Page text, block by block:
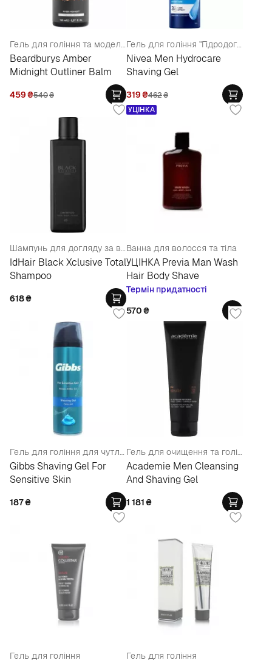
Гель для гоління та моделювання
Beardburys Amber
Midnight Outliner Balm
459₴540₴
Гель для гоління "Гідродогляд"
Nivea Men Hydrocare
Shaving Gel
319₴462₴
Шампунь для догляду за волоссям, тілом і для гоління
IdHair Black Xclusive Total
Shampoo
618₴
Ванна для волосся та тіла
УЦІНКА Previa Man Wash
Hair Body Shave
Термін придатності
570₴
УЦІНКА
Гель для гоління для чутливої шкіри
Gibbs Shaving Gel For
Sensitive Skin
187₴
Гель для очищення та гоління
Academie Men Cleansing
And Shaving Gel
1 181₴
Гель для гоління Гель для гоління